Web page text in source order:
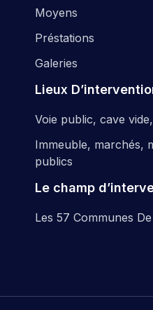
Moyens
Préstations
Galeries
Lieux
Voie public, cave
Immeuble, marchés,
publics
Le champ
Les 57 Communes